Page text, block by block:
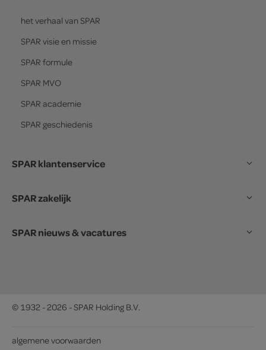
het verhaal van SPAR
SPAR visie en missie
SPAR formule
SPAR MVO
SPAR academie
SPAR geschiedenis
SPAR klantenservice
SPAR zakelijk
SPAR nieuws & vacatures
© 1932 - 2026 - SPAR Holding B.V.
algemene voorwaarden